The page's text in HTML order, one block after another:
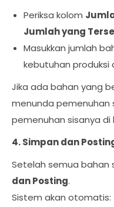
Periksa kolom
Jumlah yang
Masukkan jumlah
kebutuhan
Jika ada bahan yang
menunda pemenuhan
pemenuhan sisanya di
4. Simpan dan
Setelah semua bahan
dan Posting.
Sistem akan otomatis: